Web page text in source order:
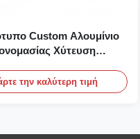
Custom Αλουμίνιο
Χύτευση
την καλύτερη τιμή